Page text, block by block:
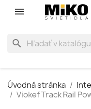
search
Úvodná stránka
Viokef Track Rail